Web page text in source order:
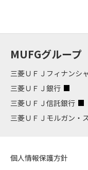
MUFGグループ
三菱ＵＦＪフィナンシ
三菱ＵＦＪ銀行
三菱ＵＦＪ信託銀行
三菱ＵＦＪモルガン・
個人情報保護方針